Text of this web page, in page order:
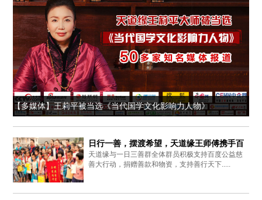
【多媒体】王莉平被当选《当代国学文化影响力人物》
日行一善，摆渡希望，天道缘王师傅携手百
度爱心同行
天道缘与一日三善群全体群员积极支持百度公益慈
善大行动，捐赠善款和物资，支持善行天下.....